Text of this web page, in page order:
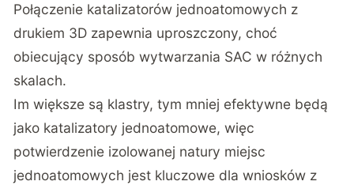
Połączenie katalizatorów jednoatomowych z
drukiem 3D zapewnia uproszczony, choć
obiecujący sposób wytwarzania SAC w różnych
skalach.
Im większe są klastry, tym mniej efektywne będą
jako katalizatory jednoatomowe, więc
potwierdzenie izolowanej natury miejsc
jednoatomowych jest kluczowe dla wniosków z